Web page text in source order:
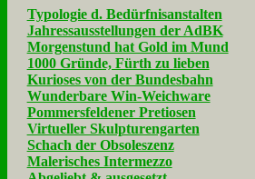
Typologie d. Bedürfnisanstalten
Jahressausstellungen der AdBK
Morgenstund hat Gold im Mund
1000 Gründe, Fürth zu lieben
Kurioses von der Bundesbahn
Wunderbare Win-Weichware
Pommersfeldener Pretiosen
Virtueller Skulpturengarten
Schach der Obsoleszenz
Malerisches Intermezzo